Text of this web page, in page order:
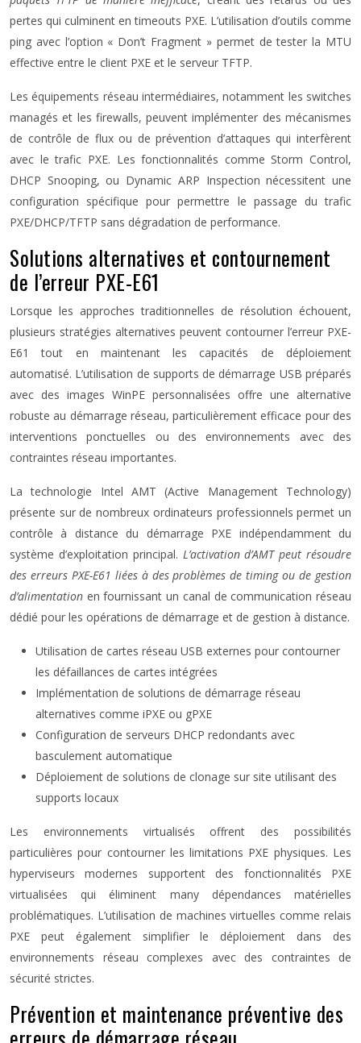
pertes qui culminent en timeouts PXE. L’utilisation d’outils comme
ping avec l’option « Don’t Fragment » permet de tester la MTU
effective entre le client PXE et le serveur TFTP.
Les équipements réseau intermédiaires, notamment les switches
managés et les firewalls, peuvent implémenter des mécanismes
de contrôle de flux ou de prévention d’attaques qui interfèrent
avec le trafic PXE. Les fonctionnalités comme Storm Control,
DHCP Snooping, ou Dynamic ARP Inspection nécessitent une
configuration spécifique pour permettre le passage du trafic
PXE/DHCP/TFTP sans dégradation de performance.
Solutions alternatives et contournement
de l’erreur PXE-E61
Lorsque les approches traditionnelles de résolution échouent,
plusieurs stratégies alternatives peuvent contourner l’erreur PXE-
E61 tout en maintenant les capacités de déploiement
automatisé. L’utilisation de supports de démarrage USB préparés
avec des images WinPE personnalisées offre une alternative
robuste au démarrage réseau, particulièrement efficace pour des
interventions ponctuelles ou des environnements avec des
contraintes réseau importantes.
La technologie Intel AMT (Active Management Technology)
présente sur de nombreux ordinateurs professionnels permet un
contrôle à distance du démarrage PXE indépendamment du
système d’exploitation principal. L’activation d’AMT peut résoudre
des erreurs PXE-E61 liées à des problèmes de timing ou de gestion
d’alimentation en fournissant un canal de communication réseau
dédié pour les opérations de démarrage et de gestion à distance.
Utilisation de cartes réseau USB externes pour contourner
les défaillances de cartes intégrées
Implémentation de solutions de démarrage réseau
alternatives comme iPXE ou gPXE
Configuration de serveurs DHCP redondants avec
basculement automatique
Déploiement de solutions de clonage sur site utilisant des
supports locaux
Les environnements virtualisés offrent des possibilités
particulières pour contourner les limitations PXE physiques. Les
hyperviseurs modernes supportent des fonctionnalités PXE
virtualisées qui éliminent many dépendances matérielles
problématiques. L’utilisation de machines virtuelles comme relais
PXE peut également simplifier le déploiement dans des
environnements réseau complexes avec des contraintes de
sécurité strictes.
Prévention et maintenance préventive des